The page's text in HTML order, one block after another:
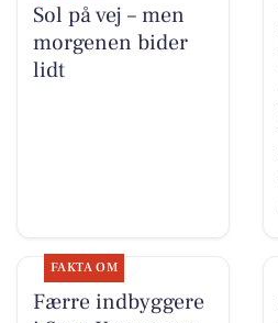
Sol på vej – men
morgenen bider
lidt
FAKTA OM
Færre indbyggere